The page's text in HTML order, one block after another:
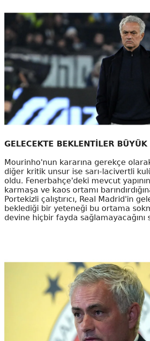
GELECEKTE BEKLENTİLER BÜYÜK
Mourinho'nun kararına gerekçe
diğer kritik unsur ise sarı-lacivertli
oldu. Fenerbahçe'deki mevcut
karmaşa ve kaos ortamı
Portekizli çalıştırıcı, Real Madrid'in
beklediği bir yeteneği bu ortama
devine hiçbir fayda sağlamayacağını